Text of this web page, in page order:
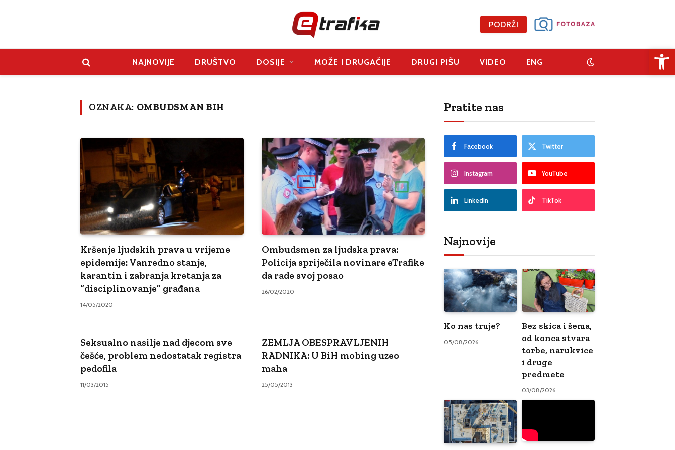
PODRŽI
NAJNOVIJE DRUŠTVO DOSIJE MOŽE I DRUGAČIJE DRUGI PIŠU VIDEO ENG
OZNAKA: OMBUDSMAN BIH
Kršenje ljudskih prava u vrijeme
epidemije: Vanredno stanje,
karantin i zabranja kretanja za
“disciplinovanje” građana
14/05/2020
Ombudsmen za ljudska prava:
Policija spriječila novinare eTrafike
da rade svoj posao
26/02/2020
Seksualno nasilje nad djecom sve
češće, problem nedostatak registra
pedofila
11/03/2015
ZEMLJA OBESPRAVLJENIH
RADNIKA: U BiH mobing uzeo
maha
25/05/2013
Pratite nas
Facebook Twitter
Instagram YouTube
LinkedIn TikTok
Najnovije
Ko nas truje?
05/08/2026
Bez skica i šema,
od konca stvara
torbe, narukvice
i druge
predmete
03/08/2026